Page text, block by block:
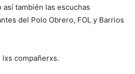
también las escuchas
del Polo Obrero, FOL y Barrios
compañerxs.